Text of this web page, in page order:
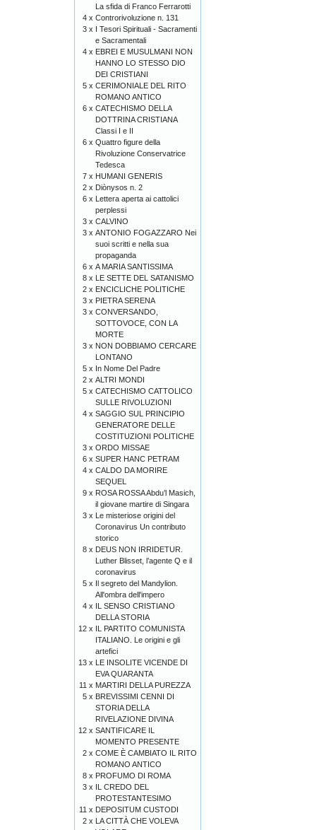
La sfida di Franco Ferrarotti
4 x Controrivoluzione n. 131
3 x I Tesori Spirituali - Sacramenti
e Sacramentali
4 x EBREI E MUSULMANI NON
HANNO LO STESSO DIO
DEI CRISTIANI
5 x CERIMONIALE DEL RITO
ROMANO ANTICO
6 x CATECHISMO DELLA
DOTTRINA CRISTIANA
Classi I e II
6 x Quattro figure della
Rivoluzione Conservatrice
Tedesca
7 x HUMANI GENERIS
2 x Diònysos n. 2
6 x Lettera aperta ai cattolici
perplessi
3 x CALVINO
3 x ANTONIO FOGAZZARO Nei
suoi scritti e nella sua
propaganda
6 x A MARIA SANTISSIMA
8 x LE SETTE DEL SATANISMO
2 x ENCICLICHE POLITICHE
3 x PIETRA SERENA
3 x CONVERSANDO,
SOTTOVOCE, CON LA
MORTE
3 x NON DOBBIAMO CERCARE
LONTANO
5 x In Nome Del Padre
2 x ALTRI MONDI
5 x CATECHISMO CATTOLICO
SULLE RIVOLUZIONI
4 x SAGGIO SUL PRINCIPIO
GENERATORE DELLE
COSTITUZIONI POLITICHE
3 x ORDO MISSAE
6 x SUPER HANC PETRAM
4 x CALDO DA MORIRE
SEQUEL
9 x ROSA ROSSA Abdu’l Masich,
il giovane martire di Singara
3 x Le misteriose origini del
Coronavirus Un contributo
storico
8 x DEUS NON IRRIDETUR.
Luther Blisset, l’agente Q e il
coronavirus
5 x Il segreto del Mandylion.
All'ombra dell'impero
4 x IL SENSO CRISTIANO
DELLA STORIA
12 x IL PARTITO COMUNISTA
ITALIANO. Le origini e gli
artefici
13 x LE INSOLITE VICENDE DI
EVA QUARANTA
11 x MARTIRI DELLA PUREZZA
5 x BREVISSIMI CENNI DI
STORIA DELLA
RIVELAZIONE DIVINA
12 x SANTIFICARE IL
MOMENTO PRESENTE
2 x COME È CAMBIATO IL RITO
ROMANO ANTICO
8 x PROFUMO DI ROMA
3 x IL CREDO DEL
PROTESTANTESIMO
11 x DEPOSITUM CUSTODI
2 x LA CITTÀ CHE VOLEVA